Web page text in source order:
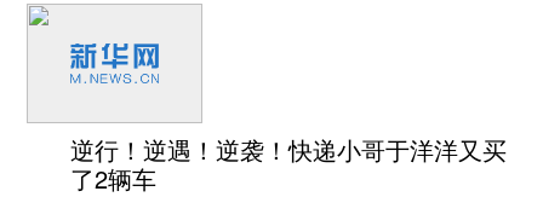
逆行！逆遇！逆袭！快递小哥于洋洋又买
了2辆车